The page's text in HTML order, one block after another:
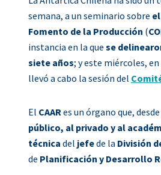
semana, a un seminario sobre
Fomento de la Producción (
instancia en la que se
siete años; y este miércoles,
llevó a cabo la sesión del
El CAAR es un órgano que, desde
público, al privado y al
técnica del jefede la División
de Planificación y Desarrollo